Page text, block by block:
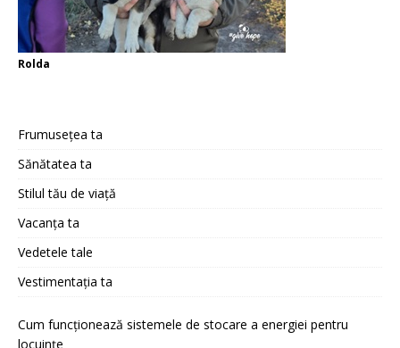
Rolda
Frumusețea ta
Sănătatea ta
Stilul tău de viață
Vacanța ta
Vedetele tale
Vestimentația ta
Cum funcționează sistemele de stocare a energiei pentru
locuințe